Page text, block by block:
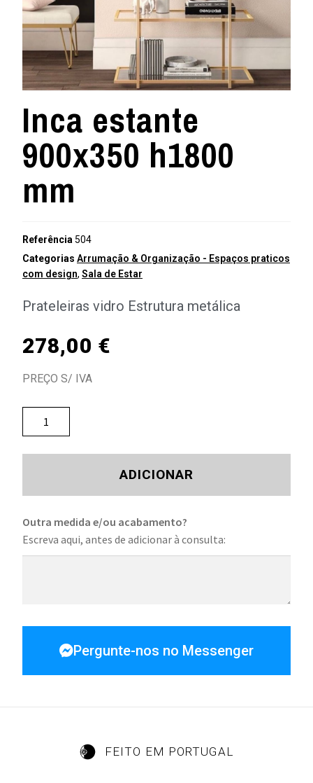
Inca estante
900x350 h1800
mm
Referência504
Categorias Arrumação & Organização - Espaços praticos
com design, Sala de Estar
Prateleiras vidro Estrutura metálica
278,00 €
PREÇO S/ IVA
ADICIONAR
Outra medida e/ou acabamento?
Escreva aqui, antes de adicionar à consulta:
Pergunte-nos no Messenger
FEITO EM PORTUGAL